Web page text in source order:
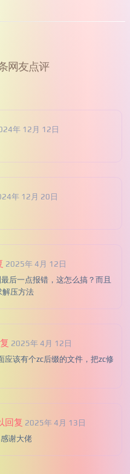
网友点评
年 12月 12日
年 12月 20日
2025年 4月 12日
后一点报错，这怎么搞？而且
解压方法
2025年 4月 12日
应该有个zc后缀的文件，把zc修
回复 2025年 4月 13日
谢大佬